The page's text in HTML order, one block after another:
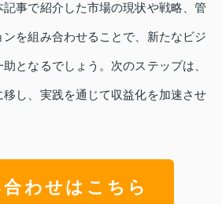
事で紹介した市場の現状や戦略、管
を組み合わせることで、新たなビジ
となるでしょう。次のステップは、
し、実践を通じて収益化を加速させ
わせはこちら